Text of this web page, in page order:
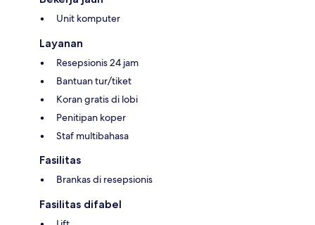
Unit komputer
Layanan
Resepsionis 24 jam
Bantuan tur/tiket
Koran gratis di lobi
Penitipan koper
Staf multibahasa
Fasilitas
Brankas di resepsionis
Fasilitas difabel